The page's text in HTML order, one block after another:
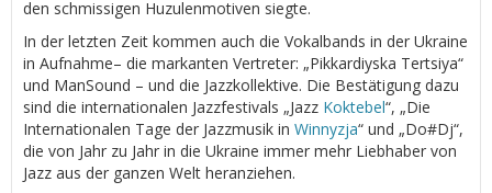
den schmissigen Huzulenmotiven siegte.
In der letzten Zeit kommen auch die Vokalbands in der Ukraine
in Aufnahme– die markanten Vertreter: „Pikkardiyska Tertsiya“
und ManSound – und die Jazzkollektive. Die Bestätigung dazu
sind die internationalen Jazzfestivals „Jazz Koktebel“, „Die
Internationalen Tage der Jazzmusik in Winnyzja“ und „Do#Dj“,
die von Jahr zu Jahr in die Ukraine immer mehr Liebhaber von
Jazz aus der ganzen Welt heranziehen.